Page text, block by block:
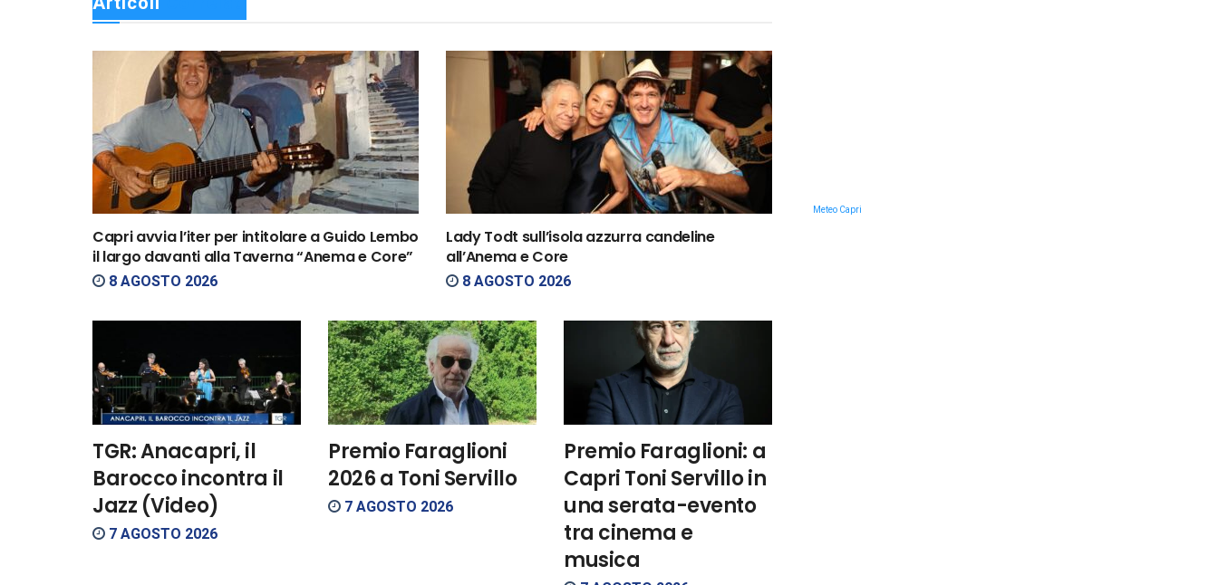
Capri avvia l’iter per intitolare a Guido Lembo
il largo davanti alla Taverna “Anema e Core”
8 AGOSTO 2026
Lady Todt sull’isola azzurra candeline
all’Anema e Core
8 AGOSTO 2026
TGR: Anacapri, il
Barocco incontra il
Jazz (Video)
7 AGOSTO 2026
Premio Faraglioni
2026 a Toni Servillo
7 AGOSTO 2026
Premio Faraglioni: a
Capri Toni Servillo in
una serata-evento
tra cinema e
musica
Meteo Capri